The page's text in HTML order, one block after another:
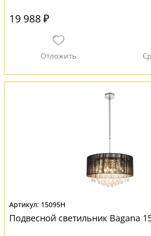
19 988 ₽
15095H
Подвесной светильник Bagana